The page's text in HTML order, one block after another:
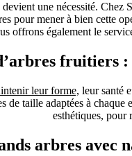
une nécessité.
pour mener à bien cette
offrons également le
fruitiers
leur forme, leur santé
taille adaptées à
esthétiques, pour
arbres avec